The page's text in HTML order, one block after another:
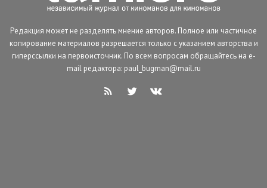
Редакция может не разделять мнение авторов. Полное или частичное
копирование материалов разрешается только с указанием авторства и
гиперссылки на первоисточник. По всем вопросам обращайтесь на e-
mail редактора: paul_bugman@mail.ru